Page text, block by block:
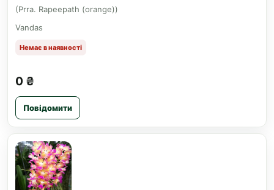
(Prra. Rapeepath (orange))
Vandas
Немає в наявності
0 ₴
Повідомити